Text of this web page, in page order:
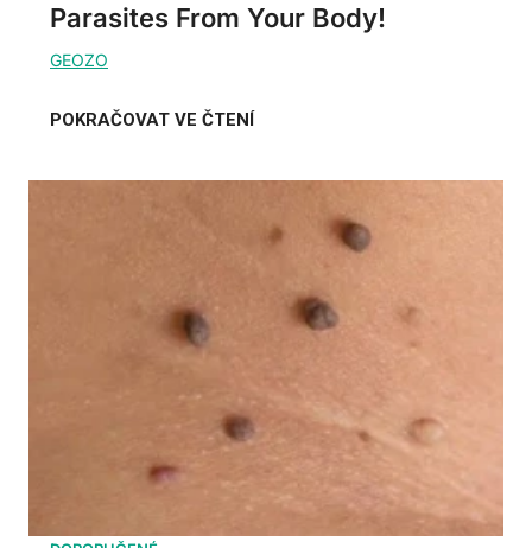
Parasites From Your Body!